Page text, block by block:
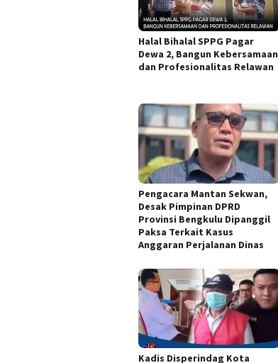
Halal Bihalal SPPG Pagar
Dewa 2, Bangun Kebersamaan
dan Profesionalitas Relawan
Pengacara Mantan Sekwan,
Desak Pimpinan DPRD
Provinsi Bengkulu Dipanggil
Paksa Terkait Kasus
Anggaran Perjalanan Dinas
Kadis Disperindag Kota